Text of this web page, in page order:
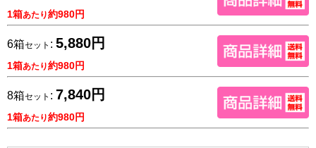
1箱あたり約980円
6箱セット : 5,880円
1箱あたり約980円
8箱セット : 7,840円
1箱あたり約980円